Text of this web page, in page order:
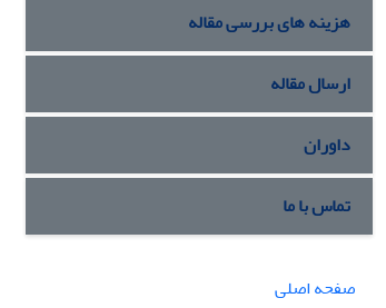
هزینه های بررسی مقاله
ارسال مقاله
داوران
تماس با ما
صفحه اصلی